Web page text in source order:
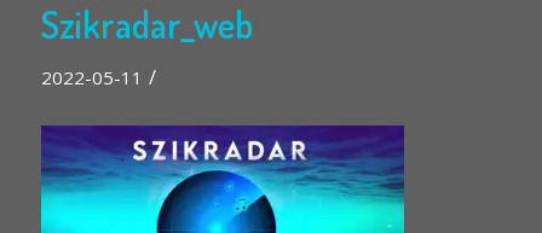
Szikradar_web
2022-05-11 /